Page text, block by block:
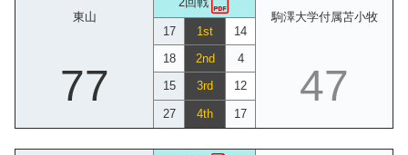
東山
駒澤大学付属苫小牧
17
1st 14
77
18 2nd 4
47
15 3rd 12
27 4th 17